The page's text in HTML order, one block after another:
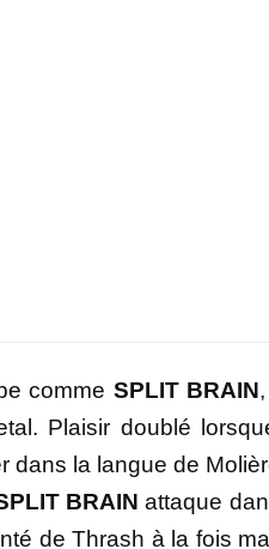
comme SPLIT BRAIN
Plaisir doublé
dans la langue de
BRAINattaque
de Thrash à la fois